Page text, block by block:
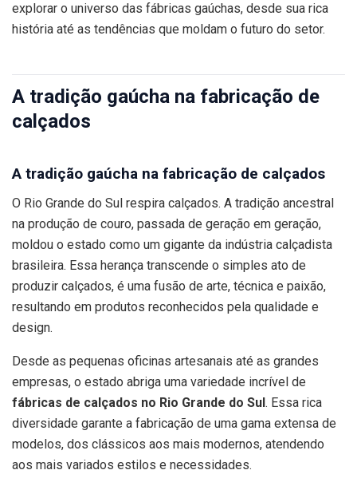
explorar o universo das fábricas gaúchas, desde sua rica
história até as tendências que moldam o futuro do setor.
A tradição gaúcha na fabricação de
calçados
A tradição gaúcha na fabricação de calçados
O Rio Grande do Sul respira calçados. A tradição ancestral
na produção de couro, passada de geração em geração,
moldou o estado como um gigante da indústria calçadista
brasileira. Essa herança transcende o simples ato de
produzir calçados, é uma fusão de arte, técnica e paixão,
resultando em produtos reconhecidos pela qualidade e
design.
Desde as pequenas oficinas artesanais até as grandes
empresas, o estado abriga uma variedade incrível de
fábricas de calçados no Rio Grande do Sul. Essa rica
diversidade garante a fabricação de uma gama extensa de
modelos, dos clássicos aos mais modernos, atendendo
aos mais variados estilos e necessidades.